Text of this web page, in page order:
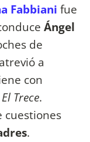
Fabbiani fue
Ángel
de
a
con
El Trece.
cuestiones
.